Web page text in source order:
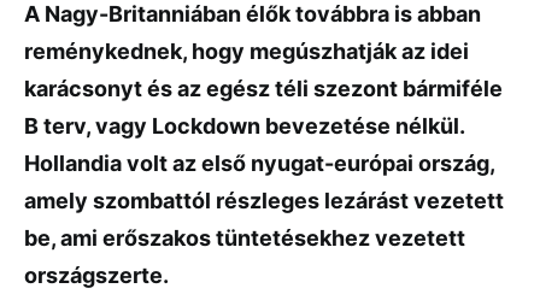
A Nagy-Britanniában élők továbbra is abban
reménykednek, hogy megúszhatják az idei
karácsonyt és az egész téli szezont bármiféle
B terv, vagy Lockdown bevezetése nélkül.
Hollandia volt az első nyugat-európai ország,
amely szombattól részleges lezárást vezetett
be, ami erőszakos tüntetésekhez vezetett
országszerte.